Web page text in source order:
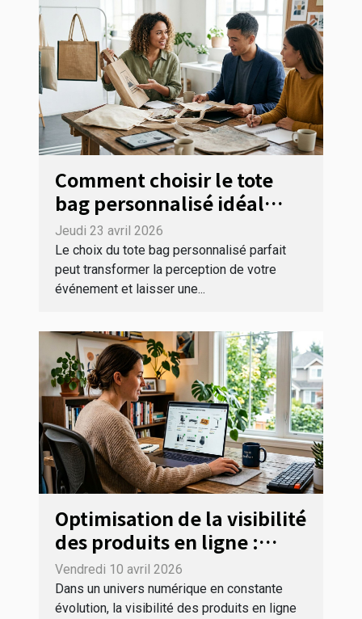
Comment choisir le tote
bag personnalisé idéal
pour votre événement ?
Jeudi 23 avril 2026
Le choix du tote bag personnalisé parfait
peut transformer la perception de votre
événement et laisser une...
Optimisation de la visibilité
des produits en ligne :
l'importance des audits de
conformité
Vendredi 10 avril 2026
Dans un univers numérique en constante
évolution, la visibilité des produits en ligne